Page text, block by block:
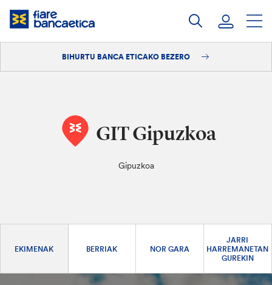
Pasatu
edukia
BIHURTU BANCA ETICAKO BEZERO
GIT Gipuzkoa
Gipuzkoa
EKIMENAK BERRIAK NOR GARA
JARRI
HARREMANETAN
GUREKIN